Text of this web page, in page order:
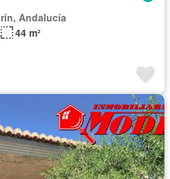
Andalucía
44 m²